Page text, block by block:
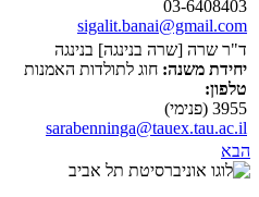
03-6408403
sigalit.banai@gmail.com
ד"ר שרה [שרה בנינגה] בנינגה
יחידת משנה: חוג לתולדות האמנות
טלפון:
3955 (פנימי)
sarabenninga@tauex.tau.ac.il
הבא